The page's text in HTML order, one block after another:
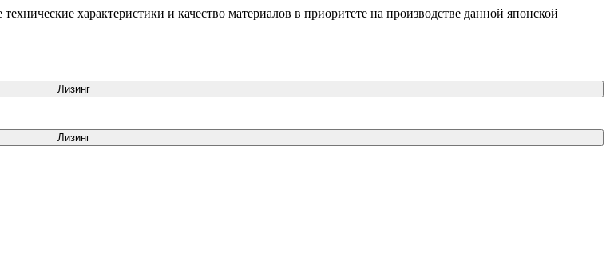
характеристики и качество материалов в приоритете на производстве данной японской
Лизинг
Лизинг